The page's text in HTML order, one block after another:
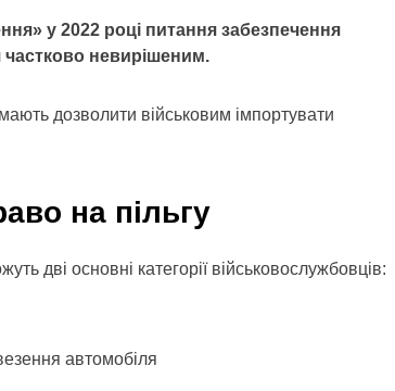
у 2022 році питання забезпечення
невирішеним.
мають дозволити військовим імпортувати
на пільгу
дві основні категорії військовослужбовців:
автомобіля